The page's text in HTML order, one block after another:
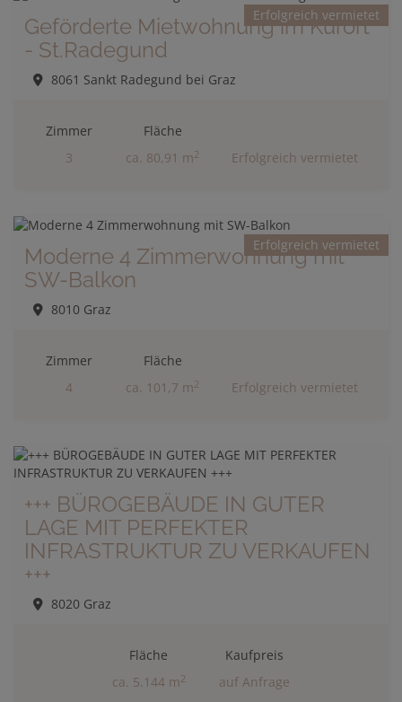
Erfolgreich vermietet
Geförderte Mietwohnung im Kurort
- St.Radegund
8061 Sankt Radegund bei Graz
Zimmer
3
Fläche
ca. 80,91 m2 Erfolgreich vermietet
Erfolgreich vermietet
Moderne 4 Zimmerwohnung mit
SW-Balkon
8010 Graz
Zimmer
4
Fläche
ca. 101,7 m2 Erfolgreich vermietet
+++ BÜROGEBÄUDE IN GUTER
LAGE MIT PERFEKTER
INFRASTRUKTUR ZU VERKAUFEN
+++
8020 Graz
Fläche
ca. 5.144 m2
Kaufpreis
auf Anfrage